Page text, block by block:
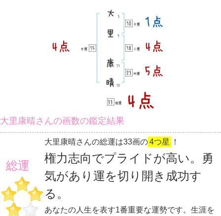
大里康晴さんの画数の鑑定結果
総運
大里康晴さんの総運は33画の4つ星 ！
権力志向でプライドが高い。勇
気があり運を切り開き成功す
る。
あなたの人生を表す1番重要な運勢です。生涯を